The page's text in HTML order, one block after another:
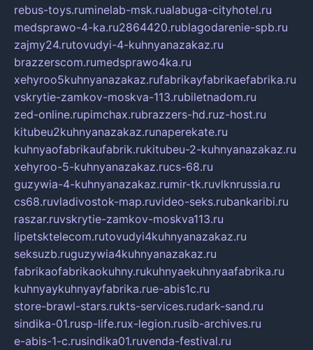
rebus-toys.ruminelab-msk.rualabuga-cityhotel.ru
medsprawo-4-ka.ru2864420.rublagodarenie-spb.ru
zajmy24.rutovudyi-4-kuhnyanazakaz.ru
brazzerscom.rumedsprawo4ka.ru
xehyroo5kuhnyanazakaz.rufabrikayfabrikaefabrika.ru
vskrytie-zamkov-moskva-113.rubiletnadom.ru
zed-online.rupimchax.rubrazzers-hd.ruz-host.ru
kitubeu2kuhnyanazakaz.runaperekate.ru
kuhnyaofabrikaufabrik.rukitubeu-2-kuhnyanazakaz.ru
xehyroo-5-kuhnyanazakaz.rucs-68.ru
guzywia-4-kuhnyanazakaz.rumir-tk.ruvlknrussia.ru
cs68.ruvladivostok-map.ruvideo-seks.rubankaribi.ru
raszar.ruvskrytie-zamkov-moskva113.ru
lipetsktelecom.rutovudyi4kuhnyanazakaz.ru
seksuzb.ruguzywia4kuhnyanazakaz.ru
fabrikaofabrikaokuhny.rukuhnyaekuhnyaafabrika.ru
kuhnyaykuhnyayfabrika.rue-abis1c.ru
store-brawl-stars.rukts-services.rudark-sand.ru
sindika-01.rusp-life.rux-legion.rusib-archives.ru
e-abis-1-c.rusindika01.ruvenda-festival.ru